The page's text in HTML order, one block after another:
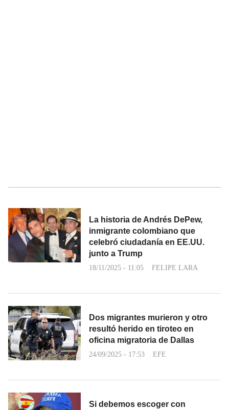
La historia de Andrés DePew,
inmigrante colombiano que
celebró ciudadanía en EE.UU.
junto a Trump
18/11/2025 - 11:05 FELIPE LARA
Dos migrantes murieron y otro
resultó herido en tiroteo en
oficina migratoria de Dallas
24/09/2025 - 17:53 EFE
Si debemos escoger con